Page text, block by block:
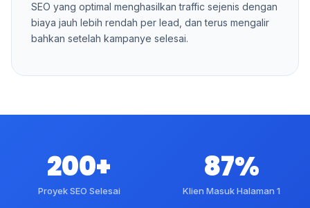
SEO yang optimal menghasilkan traffic sejenis dengan
biaya jauh lebih rendah per lead, dan terus mengalir
bahkan setelah kampanye selesai.
200+
Proyek SEO Selesai
87%
Klien Masuk Halaman 1